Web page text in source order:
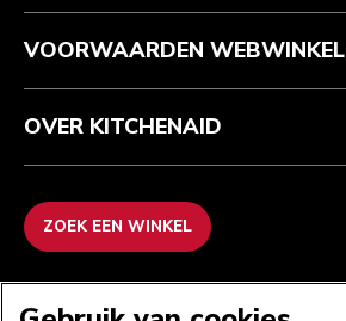
Recupel
ODR
VOORWAARDEN WEBWINKEL
OVER KITCHENAID
ZOEK EEN WINKEL